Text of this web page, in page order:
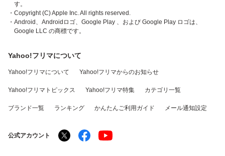
す。
・Copyright (C) Apple Inc. All rights reserved.
・Android、Androidロゴ、Google Play 、および Google Play ロゴは、
Google LLC の商標です。
Yahoo!フリマについて
Yahoo!フリマについて Yahoo!フリマからのお知らせ
Yahoo!フリマトピックス Yahoo!フリマ特集 カテゴリ一覧
ブランド一覧 ランキング かんたんご利用ガイド メール通知設定
公式アカウント